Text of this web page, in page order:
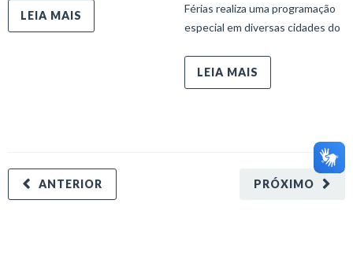
LEIA MAIS
Férias realiza uma programação
especial em diversas cidades do
LEIA MAIS
PRÓXIMO
ANTERIOR